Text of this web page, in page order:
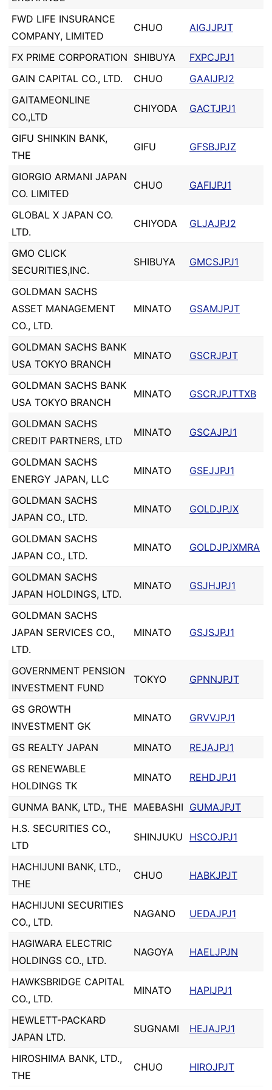
FWD LIFE INSURANCE
COMPANY, LIMITED
CHUO AIGJJPJT
FX PRIME CORPORATION SHIBUYA
FXPCJPJ1
GAIN CAPITAL CO., LTD.
CHUO
GAAIJPJ2
GAITAMEONLINE
CO.,LTD
CHIYODA GACTJPJ1
GIFU SHINKIN BANK,
THE
GIFU GFSBJPJZ
GIORGIO ARMANI JAPAN
CO. LIMITED
CHUO GAFIJPJ1
GLOBAL X JAPAN CO.
LTD.
CHIYODA GLJAJPJ2
GMO CLICK
SECURITIES,INC.
SHIBUYA GMCSJPJ1
GOLDMAN SACHS
ASSET MANAGEMENT
CO., LTD.
MINATO GSAMJPJT
GOLDMAN SACHS BANK
USA TOKYO BRANCH
MINATO GSCRJPJT
GOLDMAN SACHS BANK
USA TOKYO BRANCH
MINATO GSCRJPJTTXB
GOLDMAN SACHS
CREDIT PARTNERS, LTD
MINATO GSCAJPJ1
GOLDMAN SACHS
ENERGY JAPAN, LLC
MINATO GSEJJPJ1
GOLDMAN SACHS
JAPAN CO., LTD.
MINATO GOLDJPJX
GOLDMAN SACHS
JAPAN CO., LTD.
MINATO GOLDJPJXMRA
GOLDMAN SACHS
JAPAN HOLDINGS, LTD.
MINATO GSJHJPJ1
GOLDMAN SACHS
JAPAN SERVICES CO.,
LTD.
MINATO GSJSJPJ1
GOVERNMENT PENSION
INVESTMENT FUND
TOKYO GPNNJPJT
GS GROWTH
INVESTMENT GK
MINATO GRVVJPJ1
GS REALTY JAPAN MINATO
REJAJPJ1
GS RENEWABLE
HOLDINGS TK
MINATO REHDJPJ1
GUNMA BANK, LTD., THE MAEBASHI GUMAJPJT
H.S. SECURITIES CO.,
LTD
SHINJUKU HSCOJPJ1
HACHIJUNI BANK, LTD.,
THE
CHUO HABKJPJT
HACHIJUNI SECURITIES
CO., LTD.
NAGANO UEDAJPJ1
HAGIWARA ELECTRIC
HOLDINGS CO., LTD.
NAGOYA HAELJPJN
HAWKSBRIDGE CAPITAL
CO., LTD.
MINATO HAPIJPJ1
HEWLETT-PACKARD
JAPAN LTD.
SUGNAMI HEJAJPJ1
HIROSHIMA BANK, LTD.,
THE
CHUO HIROJPJT